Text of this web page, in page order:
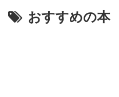
おすすめの本